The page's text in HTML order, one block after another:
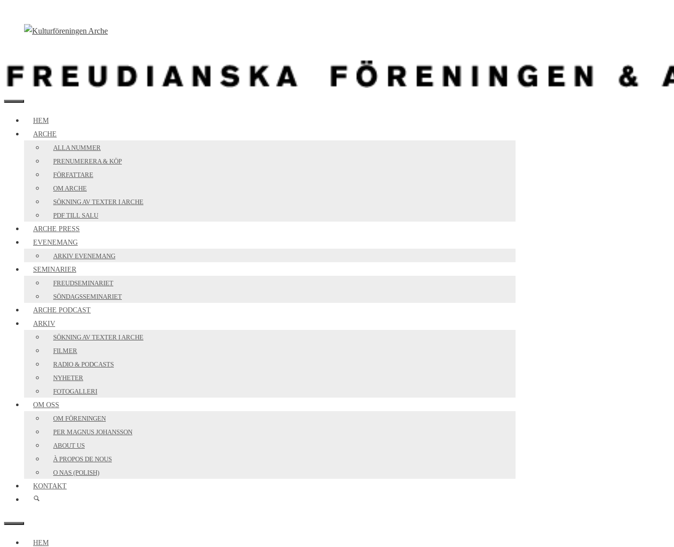
MENY
HEM
ARCHE
ALLA NUMMER
PRENUMERERA & KÖP
FÖRFATTARE
OM ARCHE
SÖKNING AV TEXTER I ARCHE
PDF TILL SALU
ARCHE PRESS
EVENEMANG
ARKIV EVENEMANG
SEMINARIER
FREUDSEMINARIET
SÖNDAGSSEMINARIET
ARCHE PODCAST
ARKIV
SÖKNING AV TEXTER I ARCHE
FILMER
RADIO & PODCASTS
NYHETER
FOTOGALLERI
OM OSS
OM FÖRENINGEN
PER MAGNUS JOHANSSON
ABOUT US
À PROPOS DE NOUS
O NAS (POLISH)
KONTAKT
MENY
HEM